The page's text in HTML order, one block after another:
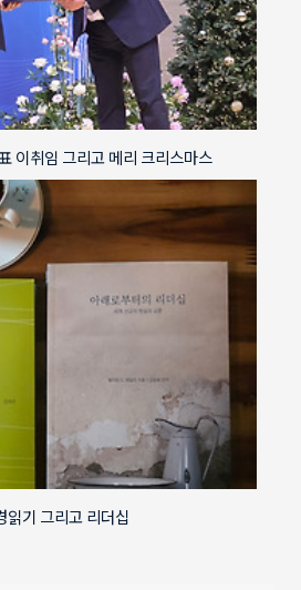
이취임 그리고 메리 크리스마스
읽기 그리고 리더십